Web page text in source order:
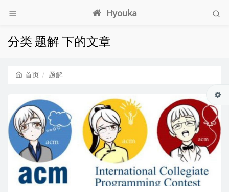
Hyouka
分类 题解 下的文章
首页 题解